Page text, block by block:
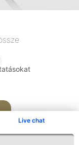
Live chat